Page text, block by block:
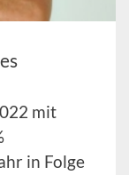
mit
in Folge